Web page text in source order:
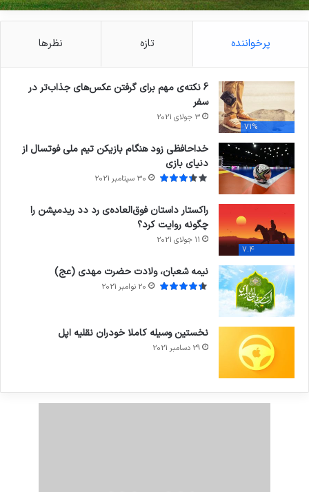
پرخواننده تازه نظرها
71%
6 نکته‌ی مهم برای گرفتن عکس‌های جذاب‌تر در
سفر
3 جولای 2021
خداحافظی زود هنگام بازیکن تیم ملی فوتسال از
دنیای بازی
30 سپتامبر 2021
7.4
راکستار داستان فوق‌العاده‌ی رد دد ریدمپشن را
چگونه روایت کرد؟
11 جولای 2021
نیمه شعبان، ولادت حضرت مهدی (عج)
20 نوامبر 2021
نخستین وسیله کاملا خودران نقلیه اپل
29 دسامبر 2021